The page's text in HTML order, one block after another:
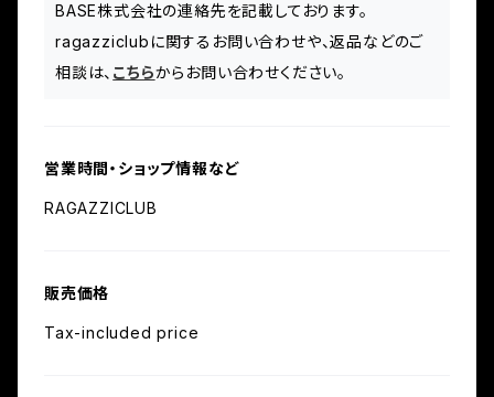
BASE株式会社の連絡先を記載しております。
ragazziclubに関するお問い合わせや、返品などのご
相談は、 こちらからお問い合わせください。
営業時間・ショップ情報など
RAGAZZICLUB
販売価格
Tax-included price